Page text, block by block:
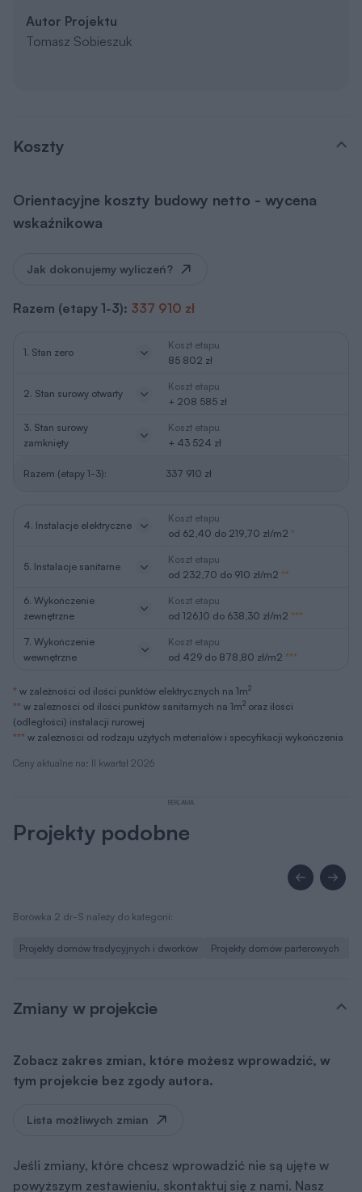
Autor Projektu
Tomasz Sobieszuk
Koszty
Orientacyjne koszty budowy netto - wycena
wskaźnikowa
Ceny aktualne na: II kwartał 2026
Jak dokonujemy wyliczeń?
Razem (etapy 1-3): 337 910 zł
1. Stan zero
Koszt etapu
85 802 zł
2. Stan surowy otwarty
Koszt etapu
+ 208 585 zł
3. Stan surowy
zamknięty
Koszt etapu
+ 43 524 zł
Razem (etapy 1-3): 337 910 zł
4. Instalacje elektryczne
Koszt etapu
od 62,40 do 219,70 zł/m2 *
5. Instalacje sanitarne
Koszt etapu
od 232,70 do 910 zł/m2 **
6. Wykończenie
zewnętrzne
Koszt etapu
od 126,10 do 638,30 zł/m2 ***
7. Wykończenie
wewnętrzne
Koszt etapu
od 429 do 878,80 zł/m2 ***
* w zależności od ilości punktów elektrycznych na 1m2
** w zależności od ilości punktów sanitarnych na 1m2 oraz ilości
(odległości) instalacji rurowej
*** w zależności od rodzaju użytych meteriałów i specyfikacji wykończenia
REKLAMA
Projekty podobne
Borówka 2 dr-S należy do kategorii:
Projekty domów tradycyjnych i dworków Projekty domów parterowych
Zmiany w projekcie
Zobacz zakres zmian, które możesz wprowadzić, w
tym projekcie bez zgody autora.
Lista możliwych zmian
Jeśli zmiany, które chcesz wprowadzić nie są ujęte w
powyższym zestawieniu, skontaktuj się z nami. Nasz